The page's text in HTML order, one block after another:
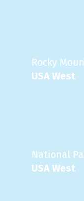
Rocky
USA West
National
USA West